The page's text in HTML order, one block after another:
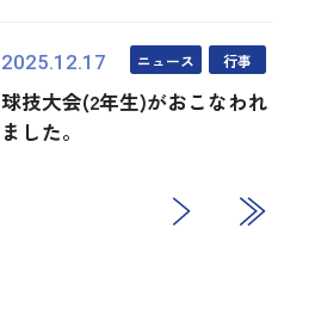
2025.12.17 ニュース 行事
球技大会(2年生)がおこなわれ
ました。